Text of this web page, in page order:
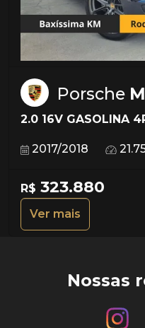
Porsche
2.0 16V GASOLINA
2017/2018
R$ 323.880
Ver mais
Nossas